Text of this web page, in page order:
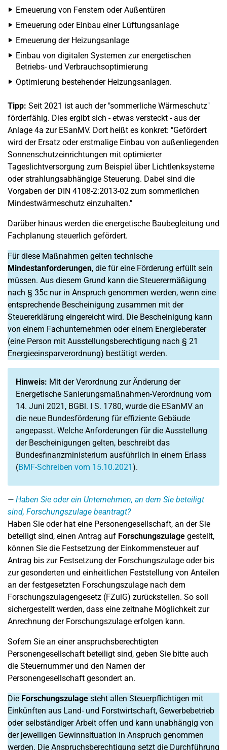
Erneuerung von Fenstern oder Außentüren
Erneuerung oder Einbau einer Lüftungsanlage
Erneuerung der Heizungsanlage
Einbau von digitalen Systemen zur energetischen
Betriebs- und Verbrauchsoptimierung
Optimierung bestehender Heizungsanlagen.
Tipp: Seit 2021 ist auch der "sommerliche Wärmeschutz"
förderfähig. Dies ergibt sich - etwas versteckt - aus der
Anlage 4a zur ESanMV. Dort heißt es konkret: "Gefördert
wird der Ersatz oder erstmalige Einbau von außenliegenden
Sonnenschutzeinrichtungen mit optimierter
Tageslichtversorgung zum Beispiel über Lichtlenksysteme
oder strahlungsabhängige Steuerung. Dabei sind die
Vorgaben der DIN 4108-2:2013-02 zum sommerlichen
Mindestwärmeschutz einzuhalten."
Darüber hinaus werden die energetische Baubegleitung und
Fachplanung steuerlich gefördert.
Für diese Maßnahmen gelten technische
Mindestanforderungen, die für eine Förderung erfüllt sein
müssen. Aus diesem Grund kann die Steuerermäßigung
nach § 35c nur in Anspruch genommen werden, wenn eine
entsprechende Bescheinigung zusammen mit der
Steuererklärung eingereicht wird. Die Bescheinigung kann
von einem Fachunternehmen oder einem Energieberater
(eine Person mit Ausstellungsberechtigung nach § 21
Energieeinsparverordnung) bestätigt werden.
Hinweis: Mit der Verordnung zur Änderung der
Energetische Sanierungsmaßnahmen-Verordnung vom
14. Juni 2021, BGBl. I S. 1780, wurde die ESanMV an
die neue Bundesförderung für effiziente Gebäude
angepasst. Welche Anforderungen für die Ausstellung
der Bescheinigungen gelten, beschreibt das
Bundesfinanzministerium ausführlich in einem Erlass
(BMF-Schreiben vom 15.10.2021).
Haben Sie oder ein Unternehmen, an dem Sie beteiligt
sind, Forschungszulage beantragt?
Haben Sie oder hat eine Personengesellschaft, an der Sie
beteiligt sind, einen Antrag auf Forschungszulage gestellt,
können Sie die Festsetzung der Einkommensteuer auf
Antrag bis zur Festsetzung der Forschungszulage oder bis
zur gesonderten und einheitlichen Feststellung von Anteilen
an der festgesetzten Forschungszulage nach dem
Forschungszulagengesetz (FZulG) zurückstellen. So soll
sichergestellt werden, dass eine zeitnahe Möglichkeit zur
Anrechnung der Forschungszulage erfolgen kann.
Sofern Sie an einer anspruchsberechtigten
Personengesellschaft beteiligt sind, geben Sie bitte auch
die Steuernummer und den Namen der
Personengesellschaft gesondert an.
Die Forschungszulage steht allen Steuerpflichtigen mit
Einkünften aus Land- und Forstwirtschaft, Gewerbebetrieb
oder selbständiger Arbeit offen und kann unabhängig von
der jeweiligen Gewinnsituation in Anspruch genommen
werden. Die Anspruchsberechtigung setzt die Durchführung